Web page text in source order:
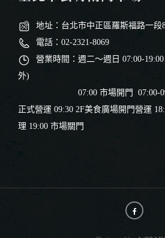
地址：台北市中正區羅斯福路一段
電話：02-2321-8069
營業時間：週二～週日 07:00-
外)
07:00 市場開門 07:00-09:00
正式營運 09:30 2F美食廣場開門營運
理 19:00 市場關門